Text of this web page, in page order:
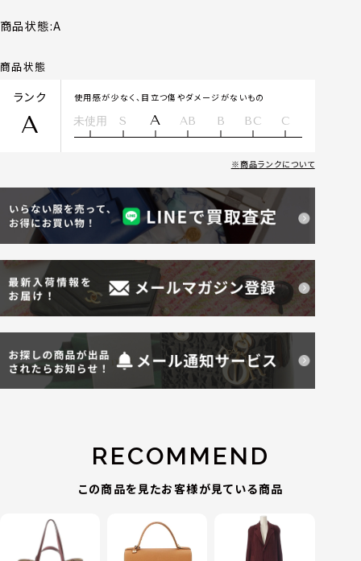
商品状態:A
商品状態
ランク
A
使用感が少なく、目立つ傷やダメージがないもの
未使用 S A AB B BC C
商品ランクについて
RECOMMEND
この商品を見たお客様が見ている商品